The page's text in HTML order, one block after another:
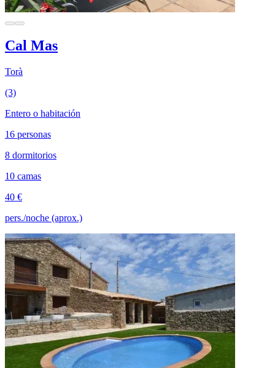
Cal Mas
Torà
(3)
Entero o habitación
16 personas
8 dormitorios
10 camas
40 €
pers./noche (aprox.)